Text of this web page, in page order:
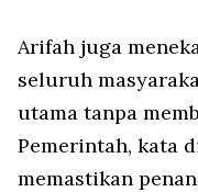
Arifah juga
seluruh
utama tanpa
Pemerintah, kata
memastikan